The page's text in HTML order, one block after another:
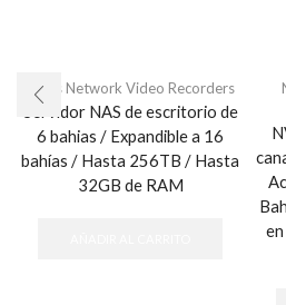
NVRs Network Video Recorders
Servidor NAS de escritorio de
6 bahias / Expandible a 16
bahías / Hasta 256TB / Hasta
32GB de RAM